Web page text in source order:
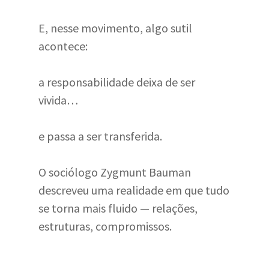
E, nesse movimento, algo sutil
acontece:
a responsabilidade deixa de ser
vivida…
e passa a ser transferida.
O sociólogo Zygmunt Bauman
descreveu uma realidade em que tudo
se torna mais fluido — relações,
estruturas, compromissos.